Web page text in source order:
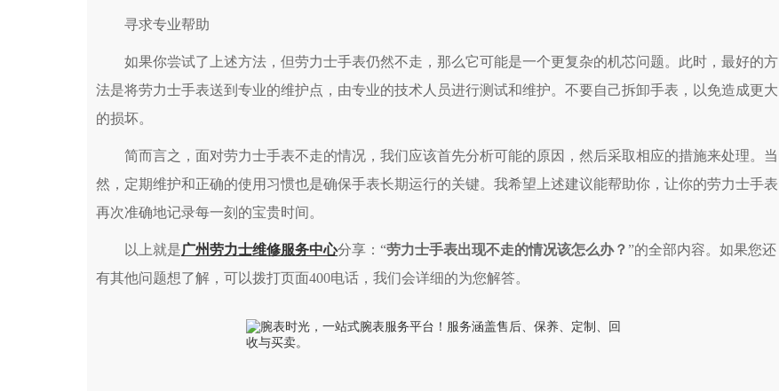
寻求专业帮助
如果你尝试了上述方法，但劳力士手表仍然不走，那么它可能是一个更复杂的机芯问题。此时，最好的方
法是将劳力士手表送到专业的维护点，由专业的技术人员进行测试和维护。不要自己拆卸手表，以免造成更大
的损坏。
简而言之，面对劳力士手表不走的情况，我们应该首先分析可能的原因，然后采取相应的措施来处理。当
然，定期维护和正确的使用习惯也是确保手表长期运行的关键。我希望上述建议能帮助你，让你的劳力士手表
再次准确地记录每一刻的宝贵时间。
以上就是广州劳力士维修服务中心分享：“劳力士手表出现不走的情况该怎么办？”的全部内容。如果您还
有其他问题想了解，可以拨打页面400电话，我们会详细的为您解答。